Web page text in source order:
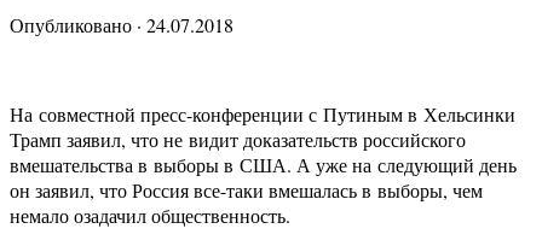
Опубликовано · 24.07.2018
На совместной пресс-конференции с Путиным в Хельсинки
Трамп заявил, что не видит доказательств российского
вмешательства в выборы в США. А уже на следующий день
он заявил, что Россия все-таки вмешалась в выборы, чем
немало озадачил общественность.